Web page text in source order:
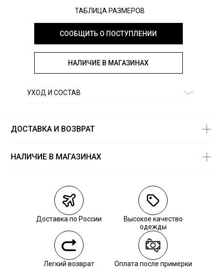
ТАБЛИЦА РАЗМЕРОВ
СООБЩИТЬ О ПОСТУПЛЕНИИ
НАЛИЧИЕ В МАГАЗИНАХ
УХОД И СОСТАВ
ДОСТАВКА И ВОЗВРАТ
Курьерская доставка СДЭК
Самовывоз из пункта выдачи СДЭК
Самовывоз из наших магазинов
Курьерская доставка СДЭК
Самовывоз из пункта выдачи СДЭК
НАЛИЧИЕ В МАГАЗИНАХ
Доставка по России
Высокое качество
одежды
Легкий возврат Оплата после примерки